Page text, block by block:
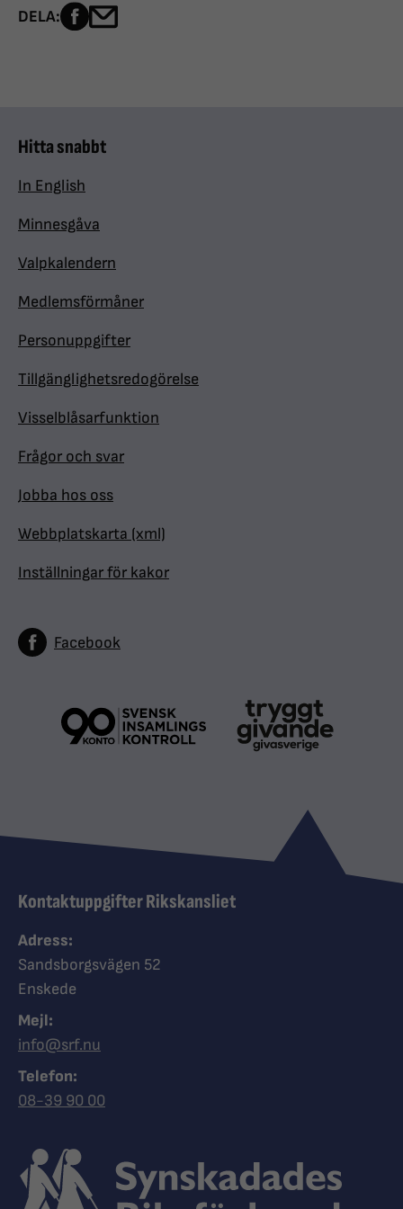
DELA: Dela sidan på Facebook
Hitta snabbt
In English
Minnesgåva
Valpkalendern
Medlemsförmåner
Personuppgifter
Tillgänglighetsredogörelse
Visselblåsarfunktion
Frågor och svar
Jobba hos oss
Webbplatskarta (xml)
Inställningar för kakor
Facebook
Kontaktuppgifter Rikskansliet
Adress:
Sandsborgsvägen 52
Enskede
Mejl:
info@srf.nu
Telefon:
Ring Synskadades riksförbund
08-39 90 00